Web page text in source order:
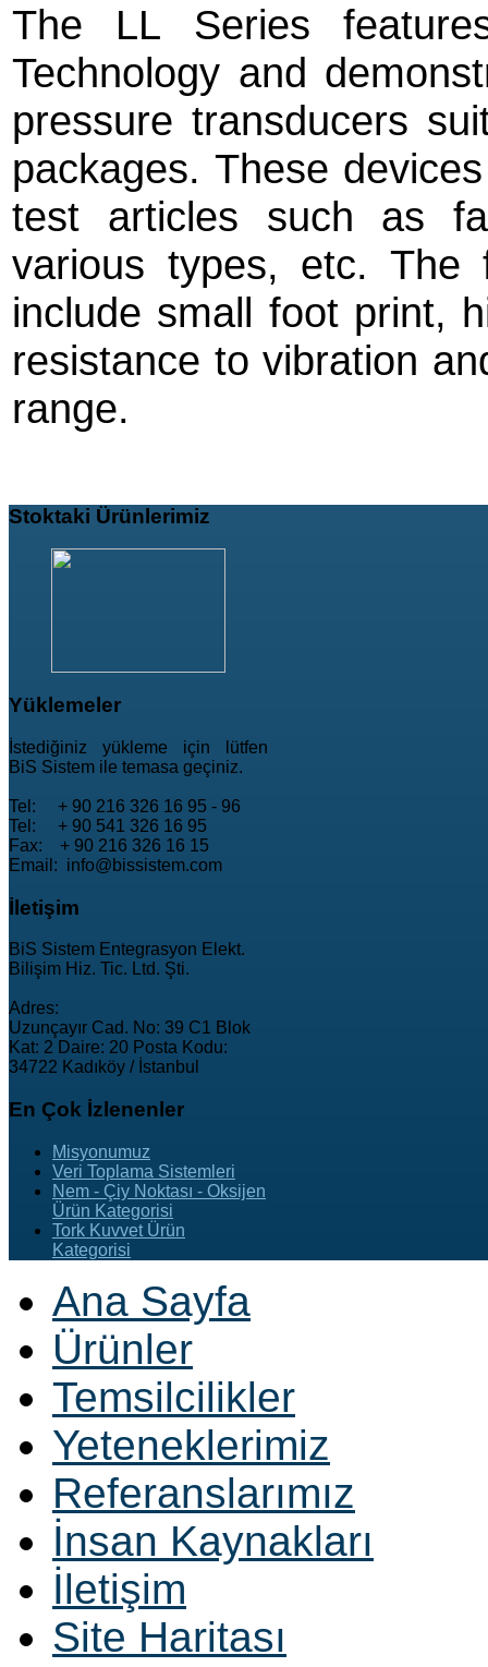
The LL Series
Technology and
pressure transducers
packages. These
test articles such as
various types, etc. The
include small foot print,
resistance to vibration
range.
Stoktaki Ürünlerimiz
Yüklemeler
İstediğiniz yükleme için lütfen
BiS Sistem ile temasa geçiniz.
Tel: + 90 216 326 16 95 - 96
Tel: + 90 541 326 16 95
Fax: + 90 216 326 16 15
Email: info@bissistem.com
İletişim
BiS Sistem Entegrasyon Elekt.
Bilişim Hiz. Tic. Ltd. Şti.
Adres:
Uzunçayır Cad. No: 39 C1 Blok
Kat: 2 Daire: 20 Posta Kodu:
34722 Kadıköy / İstanbul
En Çok İzlenenler
Misyonumuz
Veri Toplama Sistemleri
Nem - Çiy Noktası - Oksijen
Ürün Kategorisi
Tork Kuvvet Ürün
Kategorisi
Ana Sayfa
Ürünler
Temsilcilikler
Yeteneklerimiz
Referanslarımız
İnsan Kaynakları
İletişim
Site Haritası